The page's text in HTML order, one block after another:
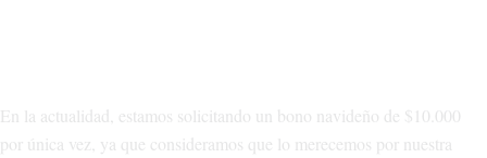
En la actualidad, estamos solicitando un bono navideño de $10.000
por única vez, ya que consideramos que lo merecemos por nuestra